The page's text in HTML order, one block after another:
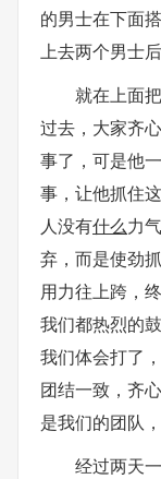
的男士在下面
上去两个男士后
就在上面
过去，大家齐
事了，可是他
事，让他抓住
人没有什么力
弃，而是使劲
用力往上跨，
我们都热烈的
我们体会打了
团结一致，齐
是我们的团队
经过两天